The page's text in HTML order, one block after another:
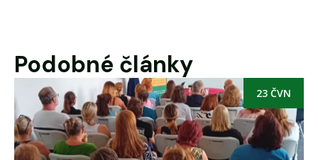
Podobné články
23 ČVN